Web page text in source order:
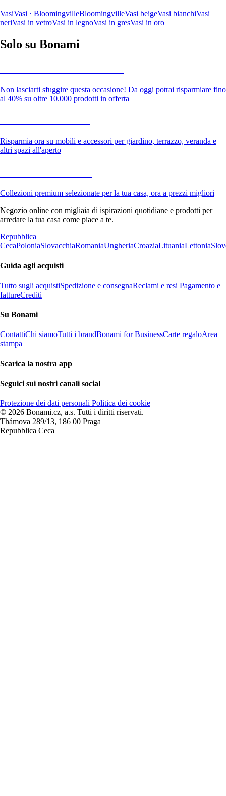
VasiVasi · BloomingvilleBloomingvilleVasi beigeVasi bianchiVasi
neriVasi in vetroVasi in legnoVasi in gresVasi in oro
Solo su Bonami
Non lasciarti sfuggire questa occasione! Da oggi potrai risparmiare fino
al 40% su oltre 10.000 prodotti in offerta
Risparmia ora su mobili e accessori per giardino, terrazzo, veranda e
altri spazi all'aperto
Collezioni premium selezionate per la tua casa, ora a prezzi migliori
Negozio online con migliaia di ispirazioni quotidiane e prodotti per
arredare la tua casa come piace a te.
Repubblica
CecaPoloniaSlovacchiaRomaniaUngheriaCroaziaLituaniaLettonia
Guida agli acquisti
Tutto sugli acquistiSpedizione e consegnaReclami e resi Pagamento e
fattureCrediti
Su Bonami
ContattiChi siamoTutti i brandBonami for BusinessCarte regaloArea
stampa
Scarica la nostra app
Seguici sui nostri canali social
Protezione dei dati personali Politica dei cookie
© 2026 Bonami.cz, a.s. Tutti i diritti riservati.
Thámova 289/13, 186 00 Praga
Repubblica Ceca